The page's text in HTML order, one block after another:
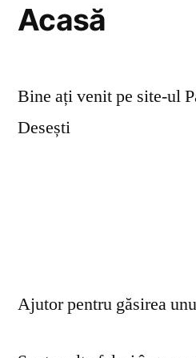
Acasă
Bine ați venit pe site-ul
Desești
Ajutor pentru găsirea